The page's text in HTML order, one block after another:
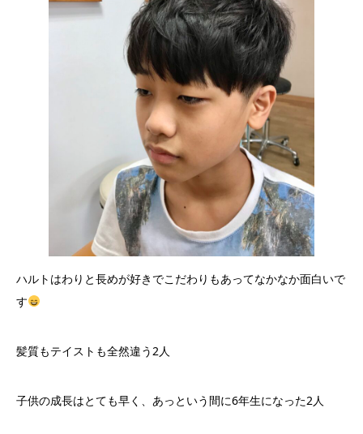
ハルトはわりと長めが好きでこだわりもあってなかなか面白いで
す
髪質もテイストも全然違う2人
子供の成長はとても早く、あっという間に6年生になった2人